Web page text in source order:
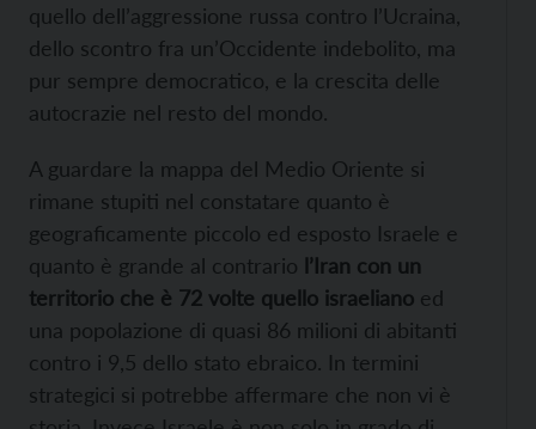
quello dell’aggressione russa contro l’Ucraina,
dello scontro fra un’Occidente indebolito, ma
pur sempre democratico, e la crescita delle
autocrazie nel resto del mondo.
A guardare la mappa del Medio Oriente si
rimane stupiti nel constatare quanto è
geograficamente piccolo ed esposto Israele e
quanto è grande al contrario l’Iran con un
territorio che è 72 volte quello israeliano ed
una popolazione di quasi 86 milioni di abitanti
contro i 9,5 dello stato ebraico. In termini
strategici si potrebbe affermare che non vi è